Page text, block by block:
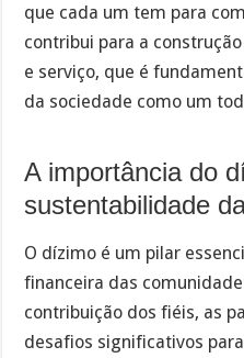
que cada um tem para
contribui para a
e serviço, que é
da sociedade como um
A importância do
sustentabilidade
O dízimo é um pilar
financeira das
contribuição dos fiéis, as
desafios significativos